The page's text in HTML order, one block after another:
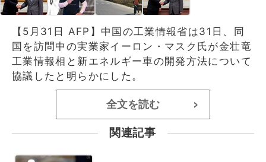
【5月31日 AFP】中国の工業情報省は31日、同
国を訪問中の実業家イーロン・マスク氏が金壮竜
工業情報相と新エネルギー車の開発方法について
協議したと明らかにした。
全文を読む >
関連記事